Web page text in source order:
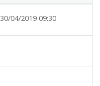
30/04/2019 09:30